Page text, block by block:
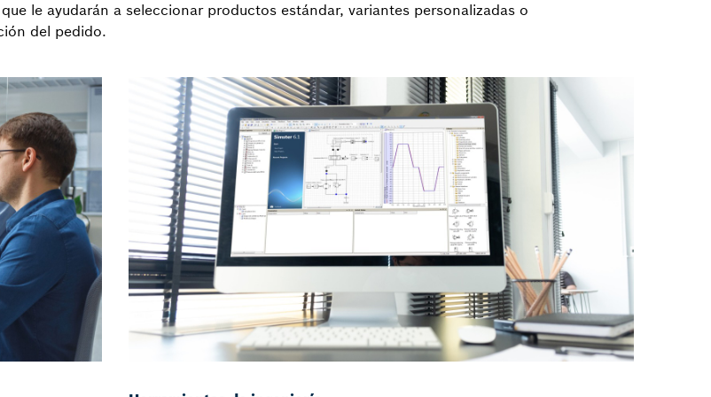
le ayudarán a seleccionar productos estándar, variantes personalizadas o
del pedido.